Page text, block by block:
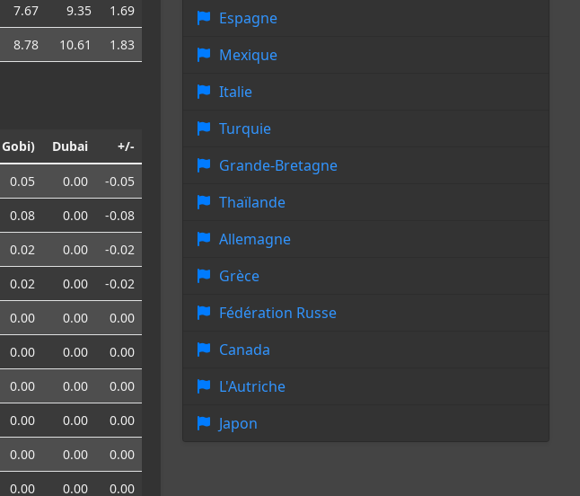
7.67 9.35
1.69
8.78 10.61 1.83
Dubai +/-
0.05 0.00
-0.05
0.08 0.00
-0.08
0.02 0.00
-0.02
0.02 0.00
-0.02
0.00 0.00
0.00
0.00 0.00
0.00
0.00 0.00
0.00
0.00 0.00
0.00
0.00 0.00
0.00
0.00 0.00 0.00
Espagne
Mexique
Italie
Turquie
Grande-Bretagne
Thaïlande
Allemagne
Grèce
Fédération Russe
Canada
L'Autriche
Japon